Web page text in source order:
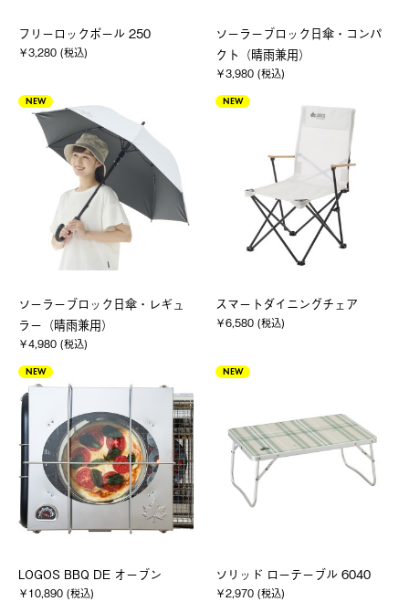
フリーロックポール 250
￥3,280 (税込)
ソーラーブロック日傘・コンパ
クト（晴雨兼用）
￥3,980 (税込)
NEW
ソーラーブロック日傘・レギュ
ラー（晴雨兼用）
￥4,980 (税込)
NEW
スマートダイニングチェア
￥6,580 (税込)
NEW
LOGOS BBQ DE オーブン
￥10,890 (税込)
NEW
ソリッド ローテーブル 6040
￥2,970 (税込)